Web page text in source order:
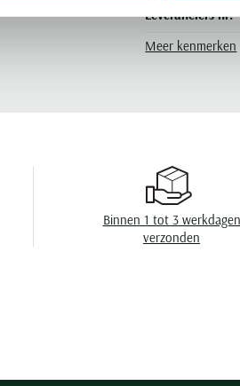
Leveranciers nr.
Seizoen
Meer kenmerken
Binnen 1 tot 3 werkdagen
verzonden